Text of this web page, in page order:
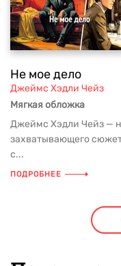
Не мое дело
Джеймс Хэдли Чейз
Мягкая обложка
Джеймс Хэдли Чейз —
захватывающего
с...
ПОДРОБНЕЕ